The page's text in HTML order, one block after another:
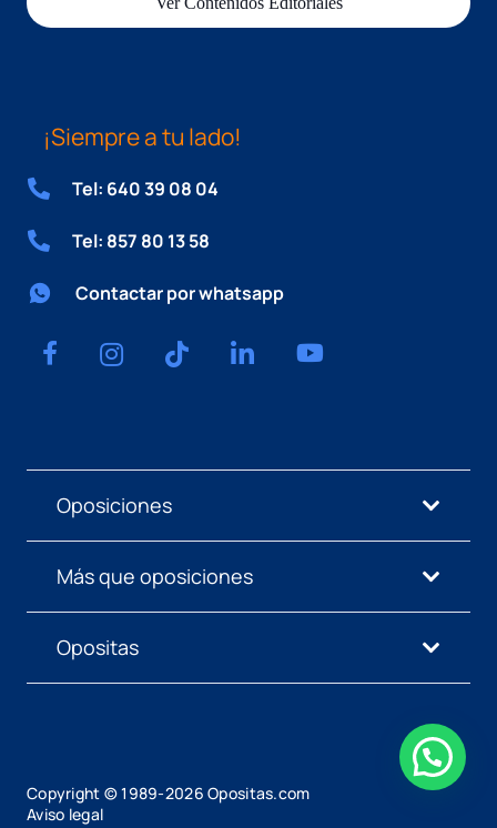
¡Siempre a tu lado!
Tel: 640 39 08 04
Tel: 857 80 13 58
Contactar por whatsapp
Oposiciones
Más que oposiciones
Opositas
Copyright © 1989-2026 Opositas.com
Aviso legal